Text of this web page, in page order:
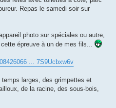
Repas le samedi soir sur
photo sur spéciales ou autre,
épreuve à un de mes fils...
... 7S9Ucbxw6v
larges, des grimpettes et
de la racine, des sous-bois,